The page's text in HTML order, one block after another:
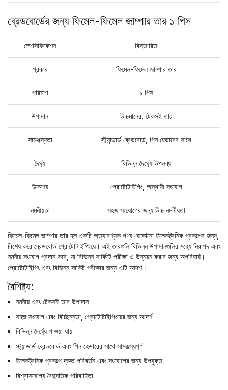
ব্রেডবোর্ডের জন্য ফিমেল-ফিমেল জাম্পার তার ১ পিস
স্পেসিফিকেশন বিস্তারিত
প্রকার ফিমেল-ফিমেল জাম্পার তার
পরিমাণ ১ পিস
উপাদান উচ্চমানের, টেকসই তার
সামঞ্জস্যতা স্ট্যান্ডার্ড ব্রেডবোর্ড, পিন হেডারের সাথে
দৈর্ঘ্য বিভিন্ন দৈর্ঘ্যে উপলব্ধ
উদ্দেশ্য প্রোটোটাইপিং, অস্থায়ী সংযোগ
নমনীয়তা সহজ সংযোগের জন্য উচ্চ নমনীয়তা
ফিমেল-ফিমেল জাম্পার তার হল একটি অত্যাবশ্যক পণ্য যেকোনো ইলেকট্রনিক প্রকল্পের জন্য,
বিশেষ করে ব্রেডবোর্ড প্রোটোটাইপিংয়ে। এই তারগুলি বিভিন্ন উপাদানগুলির মধ্যে নিরাপদ এবং
নমনীয় সংযোগ প্রদান করে, যা বিভিন্ন সার্কিটে পরীক্ষা ও উন্নয়ন করার জন্য অপরিহার্য।
প্রোটোটাইপিং এবং বিভিন্ন সার্কিট পরীক্ষার জন্য এটি আদর্শ।
বৈশিষ্ট্য:
নমনীয় এবং টেকসই তার উপাদান
সহজ সংযোগ এবং বিচ্ছিন্নতা, প্রোটোটাইপিংয়ের জন্য আদর্শ
বিভিন্ন দৈর্ঘ্যে পাওয়া যায়
স্ট্যান্ডার্ড ব্রেডবোর্ড এবং পিন হেডারের সাথে সামঞ্জস্যপূর্ণ
ইলেকট্রনিক প্রকল্পে দ্রুত পরিবর্তন এবং সংযোগের জন্য উপযুক্ত
বিশ্বাসযোগ্য বৈদ্যুতিক পরিবাহিতা